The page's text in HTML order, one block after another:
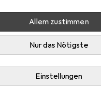
Allem zustimmen
Nur das Nötigste
Einstellungen
Do, 20.8. und Fr, 4.9.
an Lager beim Lieferanten
wenn schneller